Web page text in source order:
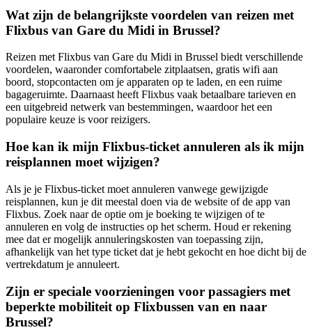
Wat zijn de belangrijkste voordelen van reizen met
Flixbus van Gare du Midi in Brussel?
Reizen met Flixbus van Gare du Midi in Brussel biedt verschillende
voordelen, waaronder comfortabele zitplaatsen, gratis wifi aan
boord, stopcontacten om je apparaten op te laden, en een ruime
bagageruimte. Daarnaast heeft Flixbus vaak betaalbare tarieven en
een uitgebreid netwerk van bestemmingen, waardoor het een
populaire keuze is voor reizigers.
Hoe kan ik mijn Flixbus-ticket annuleren als ik mijn
reisplannen moet wijzigen?
Als je je Flixbus-ticket moet annuleren vanwege gewijzigde
reisplannen, kun je dit meestal doen via de website of de app van
Flixbus. Zoek naar de optie om je boeking te wijzigen of te
annuleren en volg de instructies op het scherm. Houd er rekening
mee dat er mogelijk annuleringskosten van toepassing zijn,
afhankelijk van het type ticket dat je hebt gekocht en hoe dicht bij de
vertrekdatum je annuleert.
Zijn er speciale voorzieningen voor passagiers met
beperkte mobiliteit op Flixbussen van en naar
Brussel?